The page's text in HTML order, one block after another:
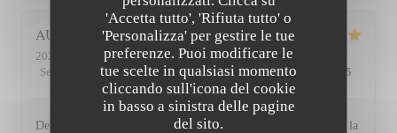
'Accetta tutto', 'Rifiuta tutto' o
'Personalizza' per gestire le tue
preferenze. Puoi modificare le
tue scelte in qualsiasi momento
cliccando sull'icona del cookie
in basso a sinistra delle pagine
del sito.
AUDE
2026-07-30
- 19:30 - Ospiti 2
Servizio
/5 Atmosfera: 5/5 Cucina: 5 /5 Qualità / Prezzo /5
De l'accueil souriant et chaleureux comme à la maison jusqu'à la